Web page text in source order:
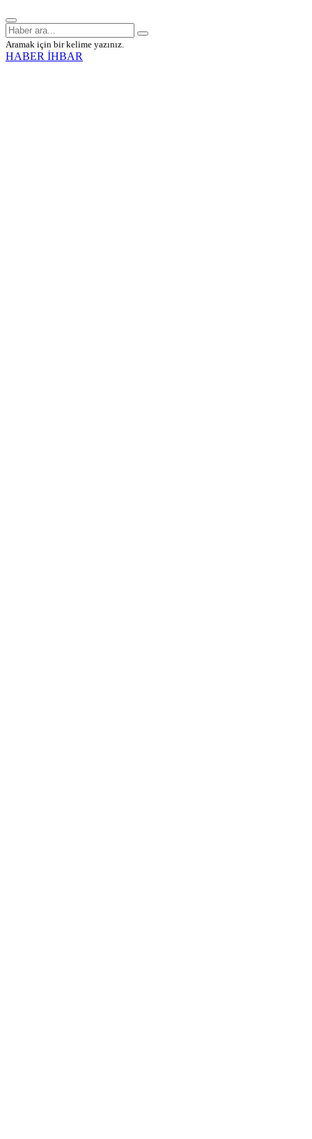
Aramak için bir kelime yazınız.
HABER İHBAR